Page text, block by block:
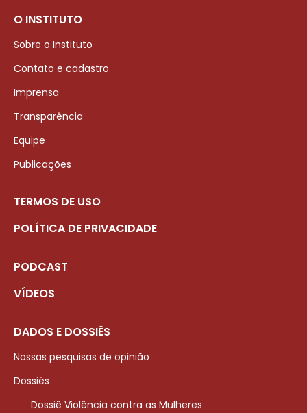
O INSTITUTO
Sobre o Instituto
Contato e cadastro
Imprensa
Transparência
Equipe
Publicações
TERMOS DE USO
POLÍTICA DE PRIVACIDADE
PODCAST
VÍDEOS
DADOS E DOSSIÊS
Nossas pesquisas de opinião
Dossiês
Dossiê Violência contra as Mulheres